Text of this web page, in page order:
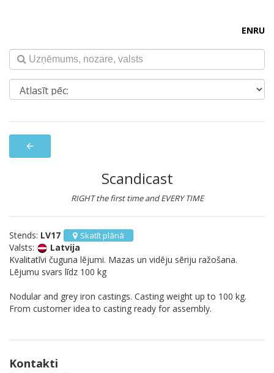
ENRU
arrow_back
Scandicast
RIGHT the first time and EVERY TIME
Stends: LV17 Skatīt plānā
Valsts:
Latvija
Kvalitatīvi čuguna lējumi. Mazas un vidēju sēriju ražošana.
Lējumu svars līdz 100 kg
Nodular and grey iron castings. Casting weight up to 100 kg.
From customer idea to casting ready for assembly.
Kontakti